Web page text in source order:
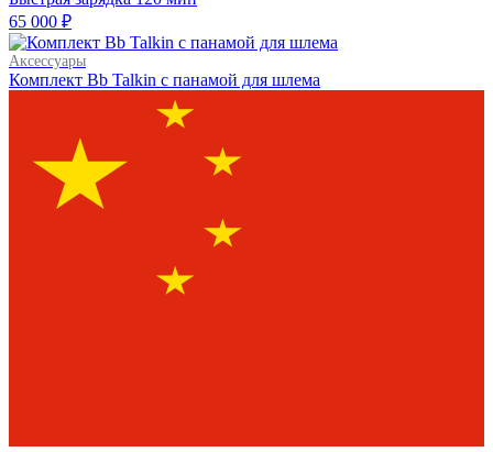
65 000 ₽
Аксессуары
Комплект Bb Talkin с панамой для шлема